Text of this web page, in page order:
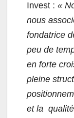
Invest : «
nous
fondatrice
peu de
en forte
pleine
et la